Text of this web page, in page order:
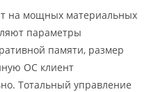
на мощных материальных
параметры
памяти, размер
ОС клиент
Тотальный управление